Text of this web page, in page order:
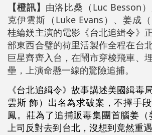
【橙訊】 由洛比桑（Luc Besson
克伊雲斯（Luke Evans）、姜成（
桂綸鎂主演的電影《台北追緝令》
部東西合璧的荷里活製作全程在台
巨星齊齊入台，在鬧市穿梭飛車、
壘，上演命懸一線的驚險追捕。
《台北追緝令》故事講述美國緝毒
雲斯 飾）出名為求破案，不擇手
鳳。莊為了追捕販毒集團首腦姜
上司反對去到台北，沒想到竟然重